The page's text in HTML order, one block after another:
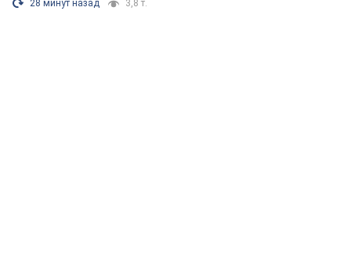
28 минут назад 3,8 т.